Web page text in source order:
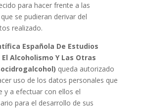
para hacer frente a las
se pudieran derivar del
realizado.
Española De Estudios
Alcoholismo Y Las Otras
queda autorizado
uso de los datos personales que
y a efectuar con ellos el
para el desarrollo de sus